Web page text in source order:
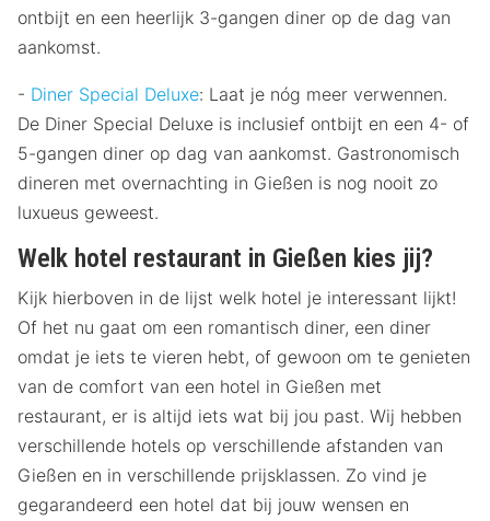
ontbijt en een heerlijk 3-gangen diner op de dag van
aankomst.
- Diner Special Deluxe: Laat je nóg meer verwennen.
De Diner Special Deluxe is inclusief ontbijt en een 4- of
5-gangen diner op dag van aankomst. Gastronomisch
dineren met overnachting in Gießen is nog nooit zo
luxueus geweest.
Welk hotel restaurant in Gießen kies jij?
Kijk hierboven in de lijst welk hotel je interessant lijkt!
Of het nu gaat om een romantisch diner, een diner
omdat je iets te vieren hebt, of gewoon om te genieten
van de comfort van een hotel in Gießen met
restaurant, er is altijd iets wat bij jou past. Wij hebben
verschillende hotels op verschillende afstanden van
Gießen en in verschillende prijsklassen. Zo vind je
gegarandeerd een hotel dat bij jouw wensen en